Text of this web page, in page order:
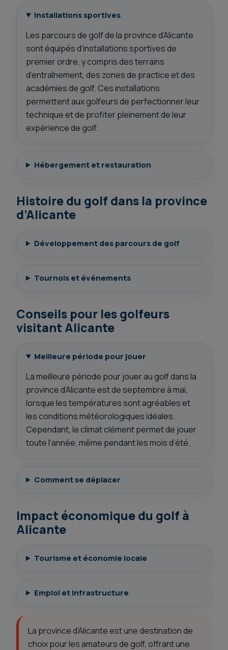
Installations sportives
Les parcours de golf de la province d’Alicante
sont équipés d’installations sportives de
premier ordre, y compris des terrains
d’entraînement, des zones de practice et des
académies de golf. Ces installations
permettent aux golfeurs de perfectionner leur
technique et de profiter pleinement de leur
expérience de golf.
Hébergement et restauration
Histoire du golf dans la province
d’Alicante
Développement des parcours de golf
Tournois et événements
Conseils pour les golfeurs
visitant Alicante
Meilleure période pour jouer
La meilleure période pour jouer au golf dans la
province d’Alicante est de septembre à mai,
lorsque les températures sont agréables et
les conditions météorologiques idéales.
Cependant, le climat clément permet de jouer
toute l’année, même pendant les mois d’été.
Comment se déplacer
Impact économique du golf à
Alicante
Tourisme et économie locale
Emploi et infrastructure
La province d’Alicante est une destination de
choix pour les amateurs de golf, offrant une